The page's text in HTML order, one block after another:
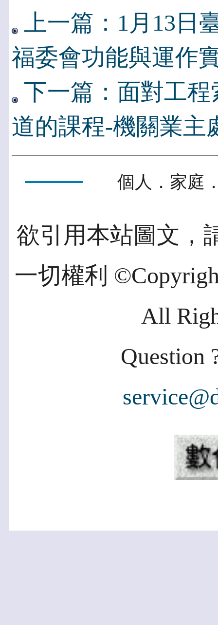
上一篇：1月13日
福委會功能與運作
下一篇：面對工
道的課程-機關業主
個人．家庭
欲引用本站圖文，
一切權利
All
Question